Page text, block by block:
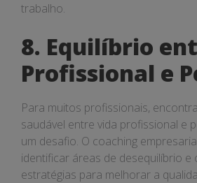
trabalho.
8. Equilíbrio
Profissional e
Para muitos profissionais,
saudável entre vida profissional e
um desafio. O coaching
identificar áreas de desequilíbrio e
estratégias para melhorar a